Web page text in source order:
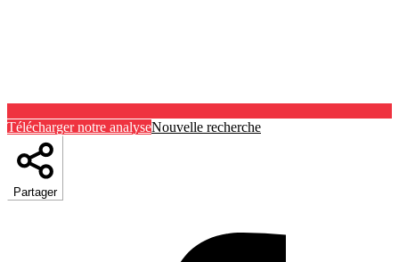
Télécharger notre analyseNouvelle recherche
Partager